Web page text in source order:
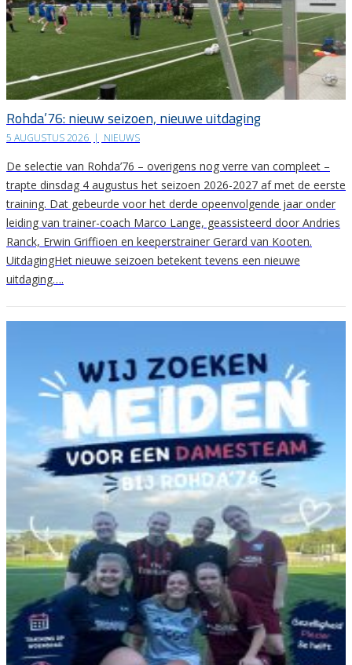
Rohda’76: nieuw seizoen, nieuwe uitdaging
5 AUGUSTUS 2026 | NIEUWS
De selectie van Rohda’76 – overigens nog verre van compleet –
trapte dinsdag 4 augustus het seizoen 2026-2027 af met de eerste
training. Dat gebeurde voor het derde opeenvolgende jaar onder
leiding van trainer-coach Marco Lange, geassisteerd door Andries
Ranck, Erwin Griffioen en keeperstrainer Gerard van Kooten.
UitdagingHet nieuwe seizoen betekent tevens een nieuwe
uitdaging….